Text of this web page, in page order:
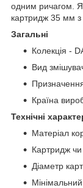
одним ричагом.
картридж 35 мм з
Загальні
Колекція -
Вид
Країна
Технічні
Матеріал
Картридж
Діаметр